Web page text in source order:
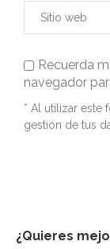
Recuerda
navegador
* Al utilizar este
gestión de tus
¿Quieres